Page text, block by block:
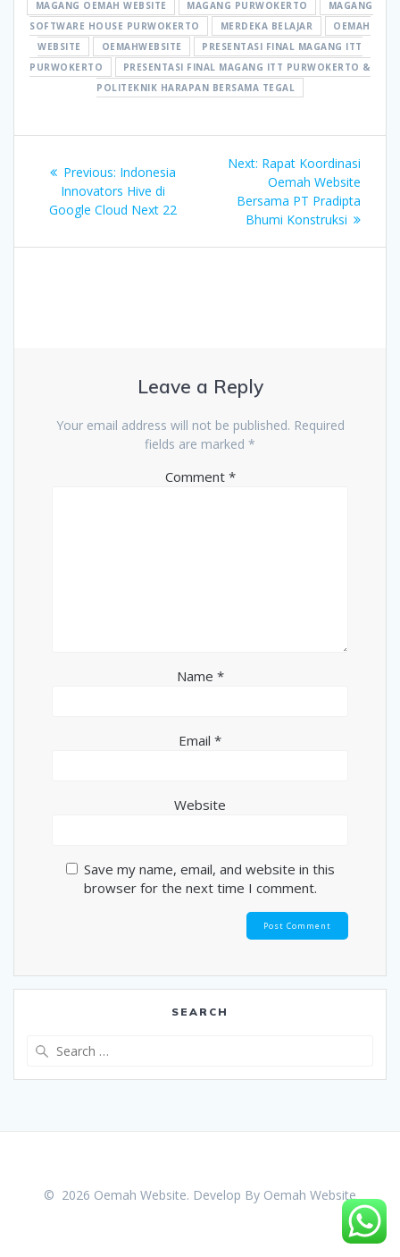
MAGANG OEMAH WEBSITE
MAGANG PURWOKERTO
MAGANG
SOFTWARE HOUSE PURWOKERTO
MERDEKA BELAJAR
OEMAH
WEBSITE
OEMAHWEBSITE
PRESENTASI FINAL MAGANG ITT
PURWOKERTO
PRESENTASI FINAL MAGANG ITT PURWOKERTO &
POLITEKNIK HARAPAN BERSAMA TEGAL
navigation
Previous: Previous
post:
Indonesia
Innovators Hive di
Google Cloud Next 22
Next: Next
post:
Rapat Koordinasi
Oemah Website
Bersama PT Pradipta
Bhumi Konstruksi
Leave a Reply
Your email address will not be published. Required
fields are marked *
Comment *
Name *
Email *
Website
Save my name, email, and website in this
browser for the next time I comment.
SEARCH
© 2026 Oemah Website. Develop By Oemah Website